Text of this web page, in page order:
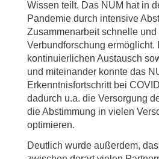
Wissen teilt. Das NUM hat in
Pandemie durch intensive
Zusammenarbeit schnelle und
Verbundforschung ermöglicht.
kontinuierlichen Austausch
und miteinander konnte das
Erkenntnisfortschritt bei
dadurch u.a. die Versorgung
die Abstimmung in vielen
optimieren.
Deutlich wurde außerdem,